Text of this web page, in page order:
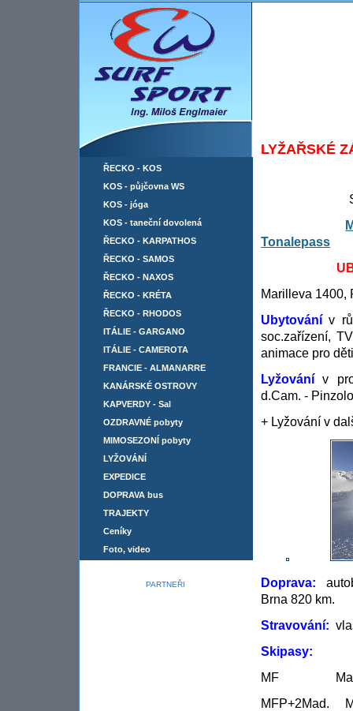
ŘECKO - KOS
KOS - půjčovna WS
KOS - jóga
KOS - taneční dovolená
ŘECKO - KARPATHOS
ŘECKO - SAMOS
ŘECKO - NAXOS
ŘECKO - KRÉTA
ŘECKO - RHODOS
ITÁLIE - GARGANO
ITÁLIE - CAMEROTA
FRANCIE - ALMANARRE
KANÁRSKÉ OSTROVY
KAPVERDY - Sal
OZDRAVNÉ pobyty
MIMOSEZONÍ pobyty
LYŽOVÁNÍ
EXPEDICE
DOPRAVA bus
TRAJEKTY
Cení­ky
Foto, video
PARTNEŘI
LYŽAŘSKÉ
Tonalepass
Marilleva
Ubytovánív
soc.zařízení,
animace pro
Lyžovánív
d.Cam. -
+ Lyžování v
Doprava:
Brna 820 km.
Stravování:
Skipasy:
MF
MFP+2Mad.